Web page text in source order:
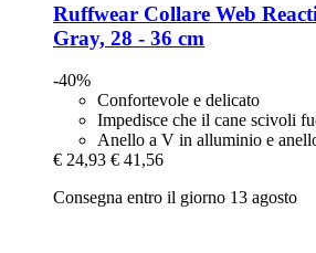
Ruffwear Collare Web
Gray, 28 -​ 36 cm
-40%
Confortevole e delicato
Impedisce che il cane scivoli
Anello a V in alluminio e
€ 24,93 € 41,56
Consegna entro il giorno 13 agosto